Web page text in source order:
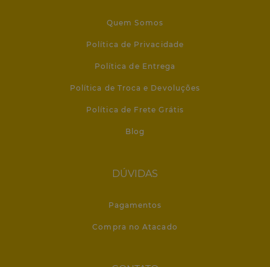
Quem Somos
Política de Privacidade
Política de Entrega
Política de Troca e Devoluções
Política de Frete Grátis
Blog
DÚVIDAS
Pagamentos
Compra no Atacado